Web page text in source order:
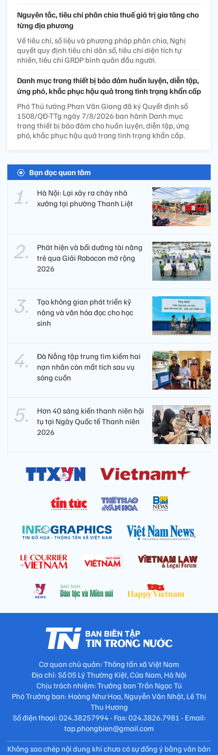
Nguyên tắc, tiêu chí phân chia thuế giá trị gia tăng cho
từng địa phương
Về tiêu chí, số liệu và phương pháp phân chia, Nghị
quyết quy định tiêu chí dân số, tiêu chí diện tích tự
nhiên, tiêu chí GRDP bình quân đầu người.
Danh mục trang thiết bị bảo đảm huấn luyện, diễn tập,
ứng phó, khắc phục hậu quả trong tình trạng khẩn cấp
Phó Thủ tướng Phan Văn Giang đã ký Quyết định số
1508/QĐ-TTg ngày 7/8/2026 ban hành Danh mục
trang thiết bị bảo đảm cho huấn luyện, diễn tập, ứng
phó, khắc phục hậu quả trong tình trạng khẩn cấp.
Bạn đọc quan tâm
Hà Nội: Lại xảy ra cháy nhà
xưởng tại phường Thanh Liệt
Phát hiện và bồi dưỡng tài năng
trẻ qua Giải Robocon mở rộng
2026
Tạo không gian phát triển kỹ
năng và văn hóa đọc cho học
sinh
Đà Nẵng tập trung tìm kiếm hai
nạn nhân còn mất tích sau vụ
sóng cuốn
Hơn 40 sáng kiến thanh niên hội
tụ tại Ngày Quốc tế Thanh niên
2026
Cơ quan chủ quản: Thông tấn xã Việt Nam
Địa chỉ: Số 05 Lý Thường Kiệt, Cửa Nam, Hà Nội
Chịu trách nhiệm: Trưởng ban Trần Ngọc Tú
Phó Trưởng ban: Hoàng Như Hoa, Nguyễn Văn Nhật, Lê Thị
Thu Hương
Số điện thoại: 024.38257994 - Fax: 024.3826.7981 - Email:
tap.phongbien@gmail.com
Không sao chép nội dung khi chưa có sự đồng ý bằng văn bản